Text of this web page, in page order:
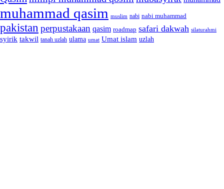
muhammad qasim muslim nabi nabi muhammad
pakistan perpustakaan qasim roadmap safari dakwah silaturahmi
syirik takwil tanah uzlah ulama umat Umat islam uzlah